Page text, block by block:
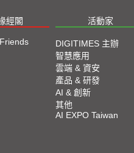
經閣 活動家
DIGITIMES 主辦
智慧應用
雲端 & 資安
產品 & 研發
AI & 創新
其他
AI EXPO Taiwan